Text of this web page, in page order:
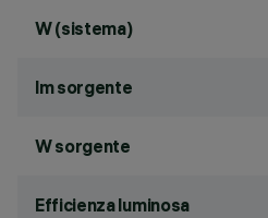
W (sistema)
lm sorgente
W sorgente
Efficienza luminosa